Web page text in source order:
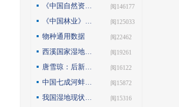
| 阅146177
| 阅125033
物种通用数据 | 阅22462
| 阅19261
| 阅16122
| 阅15872
| 阅15316